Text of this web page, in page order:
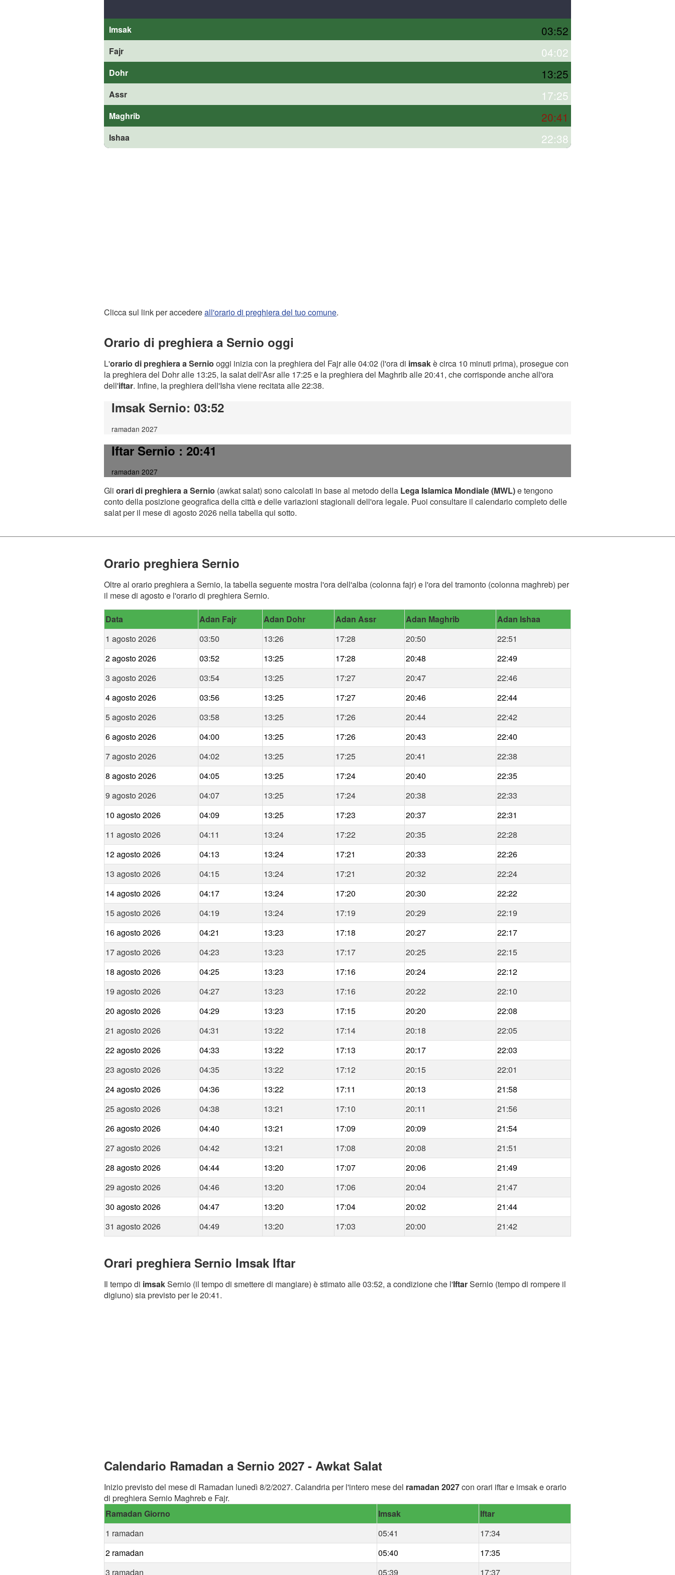
Imsak 03:52
Fajr 04:02
Dohr 13:25
Assr 17:25
Maghrib 20:41
Ishaa 22:38
Clicca sul link per accedereall'orario di preghiera del tuo comune.
Orario di preghiera a Sernio oggi
L'orario di preghiera a Sernio oggi inizia con la preghiera del Fajr alle 04:02 (l'ora di imsakè circa 10 minuti prima), prosegue con
la preghiera del Dohr alle 13:25, la salat dell'Asr alle 17:25 e la preghiera del Maghrib alle 20:41, che corrisponde anche all'ora
dell'iftar. Infine, la preghiera dell'Isha viene recitata alle 22:38.
Imsak Sernio: 03:52
ramadan 2027
Iftar Sernio: 20:41
ramadan 2027
Gli orari di preghiera a Sernio (awkat salat) sono calcolati in base al metodo della Lega Islamica Mondiale (MWL)e tengono
conto della posizione geografica della città e delle variazioni stagionali dell'ora legale. Puoi consultare il calendario completo delle
salat per il mese di agosto 2026 nella tabella qui sotto.
Orario preghiera Sernio
Oltre al orario preghiera a Sernio, la tabella seguente mostra l'ora dell'alba (colonna fajr) e l'ora del tramonto (colonna maghreb) per
il mese di agosto e l'orario di preghiera Sernio.
Data Adan Fajr Adan Dohr Adan Assr Adan Maghrib
Adan Ishaa
1 agosto 2026
03:50 13:26 17:28 20:50
22:51
2 agosto 2026
03:52 13:25 17:28 20:48
22:49
3 agosto 2026
03:54 13:25 17:27 20:47
22:46
4 agosto 2026
03:56 13:25 17:27 20:46
22:44
5 agosto 2026
03:58 13:25 17:26 20:44
22:42
6 agosto 2026
04:00 13:25 17:26 20:43
22:40
7 agosto 2026
04:02 13:25 17:25 20:41
22:38
8 agosto 2026
04:05 13:25 17:24 20:40
22:35
9 agosto 2026
04:07 13:25 17:24 20:38
22:33
10 agosto 2026
04:09 13:25 17:23 20:37
22:31
11 agosto 2026
04:11 13:24 17:22 20:35
22:28
12 agosto 2026
04:13 13:24 17:21 20:33
22:26
13 agosto 2026
04:15 13:24 17:21 20:32
22:24
14 agosto 2026
04:17 13:24 17:20 20:30
22:22
15 agosto 2026
04:19 13:24 17:19 20:29
22:19
16 agosto 2026
04:21 13:23 17:18 20:27
22:17
17 agosto 2026
04:23 13:23 17:17 20:25
22:15
18 agosto 2026
04:25 13:23 17:16 20:24
22:12
19 agosto 2026
04:27 13:23 17:16 20:22
22:10
20 agosto 2026
04:29 13:23 17:15 20:20
22:08
21 agosto 2026
04:31 13:22 17:14 20:18
22:05
22 agosto 2026
04:33 13:22 17:13 20:17
22:03
23 agosto 2026
04:35 13:22 17:12 20:15
22:01
24 agosto 2026
04:36 13:22 17:11 20:13
21:58
25 agosto 2026
04:38 13:21 17:10 20:11
21:56
26 agosto 2026
04:40 13:21 17:09 20:09
21:54
27 agosto 2026
04:42 13:21 17:08 20:08
21:51
28 agosto 2026
04:44 13:20 17:07 20:06
21:49
29 agosto 2026
04:46 13:20 17:06 20:04
21:47
30 agosto 2026
04:47 13:20 17:04 20:02
21:44
31 agosto 2026
04:49 13:20 17:03 20:00 21:42
Orari preghiera Sernio Imsak Iftar
Il tempo di imsakSernio (il tempo di smettere di mangiare) è stimato alle 03:52, a condizione che l'IftarSernio (tempo di rompere il
digiuno) sia previsto per le 20:41.
Calendario Ramadan a Sernio 2027 - Awkat Salat
Inizio previsto del mese di Ramadan lunedì 8/2/2027. Calandria per l'intero mese del ramadan 2027con orari iftar e imsak e orario
di preghiera Sernio Maghreb e Fajr.
Ramadan Giorno
Imsak
Iftar
1 ramadan
05:41
17:34
2 ramadan
05:40
17:35
3 ramadan
05:39 17:37